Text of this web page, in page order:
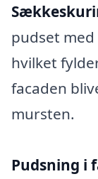
pudset
hvilket
facaden
mursten.
Pudsning i